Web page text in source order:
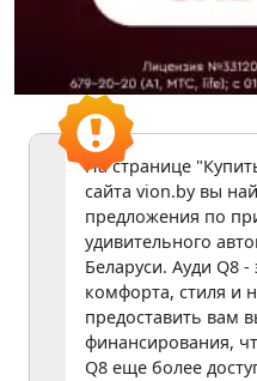
На странице
сайта vion.by вы
предложения по
удивительного
Беларуси. Ауди Q8
комфорта, стиля и
предоставить вам
финансирования,
Q8 еще более